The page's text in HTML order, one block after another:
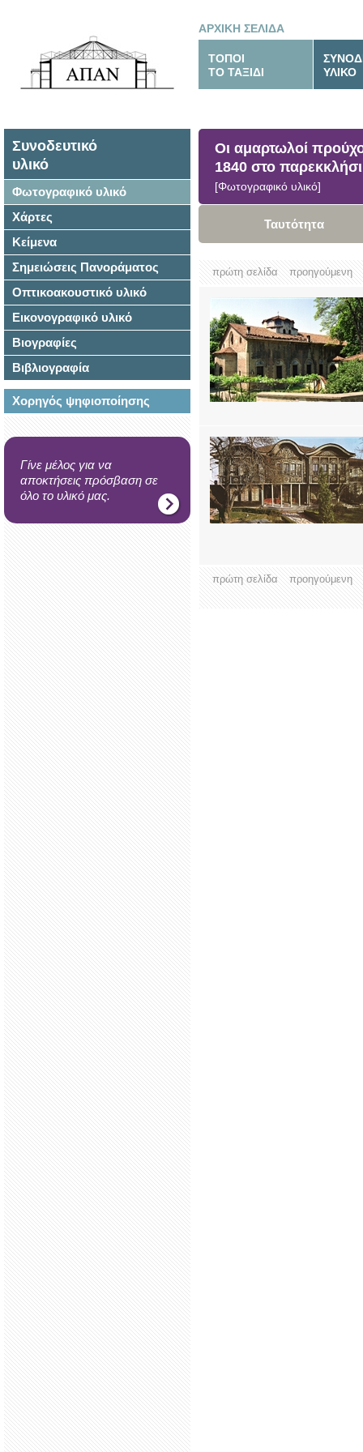
ΑΡΧΙΚΗ ΣΕΛΙΔΑ
ΤΟΠΟΙ
ΤΟ ΤΑΞΙΔΙ
ΥΛΙΚΟ
Συνοδευτικό
υλικό
Φωτογραφικό υλικό
Χάρτες
Κείμενα
Σημειώσεις Πανοράματος
Οπτικοακουστικό υλικό
Εικονογραφικό υλικό
Βιογραφίες
Βιβλιογραφία
Χορηγός ψηφιοποίησης
Γίνε μέλος για να
αποκτήσεις πρόσβαση σε
όλο το υλικό μας.
Οι αμαρτωλοί
1840 στο
[Φωτογραφικό υλικό]
Ταυτότητα
πρώτη σελίδα προηγούμενη
πρώτη σελίδα προηγούμενη